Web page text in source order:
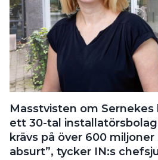
Läs E-tidningen
Om tidningen
Kontakt
Personuppgifter
SEARCH
Masstvisten om
ett 30-tal
krävs på över 600
absurt”, tycker IN:s